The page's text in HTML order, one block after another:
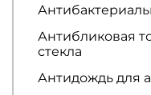
Антибликовая
стекла
Антидождь для